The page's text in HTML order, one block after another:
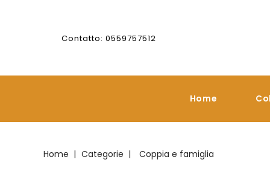
Contatto: 0559757512
Home
Home Categorie Coppia e famiglia